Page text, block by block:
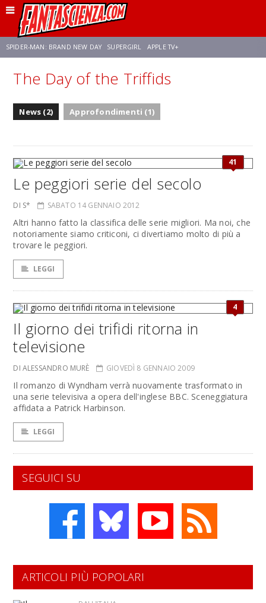
SPIDER-MAN: BRAND NEW DAY SUPERGIRL APPLE TV+
FRANCO RICCIARDIELLO ZENDAYA STAR TREK AVENGERS: DOOMSDAY
The Day of the Triffids
News (2) Approfondimenti (1)
41
Le peggiori serie del secolo
DI S* SABATO 14 GENNAIO 2012
Altri hanno fatto la classifica delle serie migliori. Ma noi, che
notoriamente siamo criticoni, ci divertiamo molto di più a
trovare le peggiori.
LEGGI
4
Il giorno dei trifidi ritorna in
televisione
DI ALESSANDRO MURÈ GIOVEDÌ 8 GENNAIO 2009
Il romanzo di Wyndham verrà nuovamente trasformato in
una serie televisiva a opera dell'inglese BBC. Sceneggiatura
affidata a Patrick Harbinson.
LEGGI
SEGUICI SU
ARTICOLI PIÙ POPOLARI